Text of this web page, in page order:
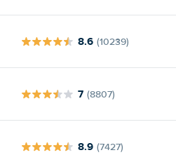
8.6 (10239)
7 (8807)
8.9 (7427)